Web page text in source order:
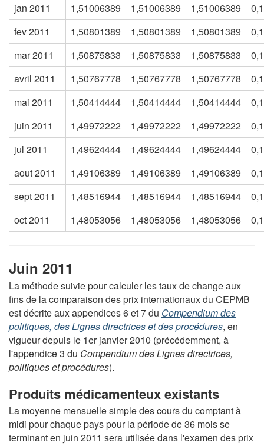
jan 2011
1,51006389 1,51006389 1,51006389
fev 2011
1,50801389 1,50801389 1,50801389
mar 2011
1,50875833 1,50875833 1,50875833
avril 2011
1,50767778 1,50767778 1,50767778
mai 2011
1,50414444 1,50414444 1,50414444
juin 2011
1,49972222 1,49972222 1,49972222
jul 2011
1,49624444 1,49624444 1,49624444
aout 2011
1,49106389 1,49106389 1,49106389
sept 2011
1,48516944 1,48516944 1,48516944
oct 2011
1,48053056 1,48053056 1,48053056
Juin 2011
La méthode suivie pour calculer les taux de change aux
fins de la comparaison des prix internationaux du CEPMB
est décrite aux appendices 6 et 7 du Compendium des
politiques, des Lignes directrices et des procédures, en
vigueur depuis le 1er janvier 2010 (précédemment, à
l'appendice 3 du Compendium des Lignes directrices,
politiques et procédures).
Produits médicamenteux existants
La moyenne mensuelle simple des cours du comptant à
midi pour chaque pays pour la période de 36 mois se
terminant en juin 2011 sera utilisée dans l'examen des prix